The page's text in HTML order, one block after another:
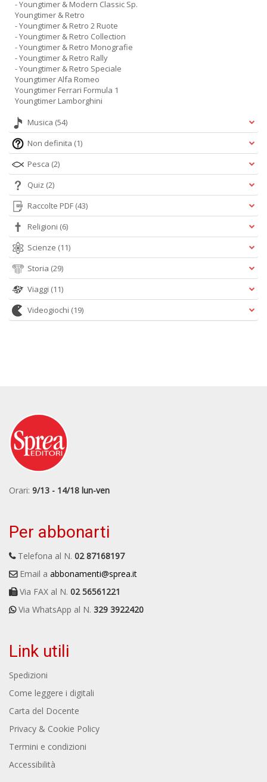
- Youngtimer & Modern Classic Sp.
Youngtimer & Retro
- Youngtimer & Retro 2 Ruote
- Youngtimer & Retro Collection
- Youngtimer & Retro Monografie
- Youngtimer & Retro Rally
- Youngtimer & Retro Speciale
Youngtimer Alfa Romeo
Youngtimer Ferrari Formula 1
Youngtimer Lamborghini
Musica (54)
Non definita (1)
Pesca (2)
Quiz (2)
Raccolte PDF (43)
Religioni (6)
Scienze (11)
Storia (29)
Viaggi (11)
Videogiochi (19)
Orari: 9/13 - 14/18 lun-ven
Per abbonarti
Telefona al N. 02 87168197
Email a abbonamenti@sprea.it
Via FAX al N. 02 56561221
Via WhatsApp al N. 329 3922420
Link utili
Spedizioni
Come leggere i digitali
Carta del Docente
Privacy & Cookie Policy
Termini e condizioni
Accessibilità